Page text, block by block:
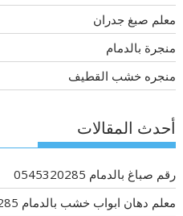
معلم صبغ جدران
منجرة بالدمام
منجره خشب القطيف
أحدث المقالات
رقم صباغ بالدمام 0545320285
معلم دهان ابواب خشب بالدمام 0545320285